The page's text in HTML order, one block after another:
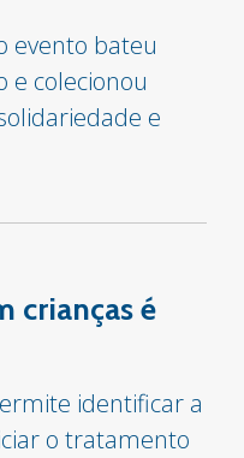
evento bateu
e colecionou
e
crianças é
identificar a
o tratamento